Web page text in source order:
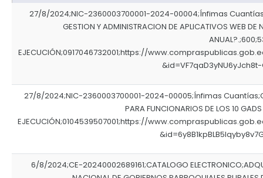
Información Presupuestaria
Procesos de contratación
Registro oficiales de creación parroquiales
27/8/2024;NIC-2360003700001-2024-00004;Ínfimas
GESTION Y ADMINISTRACION DE APLICATIVOS WEB DE
EJECUCIÓN;0917046732001;https://
27/8/2024;NIC-2360003700001-2024-00005;Ínfimas
PARA FUNCIONARIOS DE LOS 10
EJECUCIÓN;0104539507001;https://
6/8/2024;CE-20240002689161;CATALOGO